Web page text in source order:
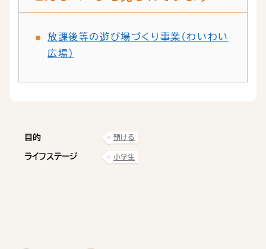
放課後等の遊び場づくり事業（わいわい
広場）
目的 預ける
ライフステージ 小学生